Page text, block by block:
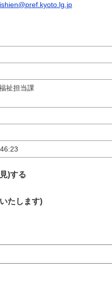
祉担当課
)する
たします)